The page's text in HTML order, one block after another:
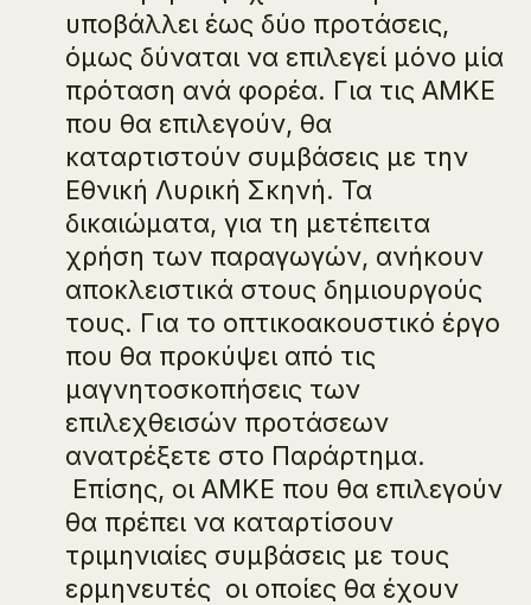
υποβάλλει έως δύο προτάσεις,
όμως δύναται να επιλεγεί μόνο μία
πρόταση ανά φορέα. Για τις ΑΜΚΕ
που θα επιλεγούν, θα
καταρτιστούν συμβάσεις με την
Εθνική Λυρική Σκηνή. Τα
δικαιώματα, για τη μετέπειτα
χρήση των παραγωγών, ανήκουν
αποκλειστικά στους δημιουργούς
τους. Για το οπτικοακουστικό έργο
που θα προκύψει από τις
μαγνητοσκοπήσεις των
επιλεχθεισών προτάσεων
ανατρέξετε στο Παράρτημα.
Επίσης, οι ΑΜΚΕ που θα επιλεγούν
θα πρέπει να καταρτίσουν
τριμηνιαίες συμβάσεις με τους
ερμηνευτές οι οποίες θα έχουν